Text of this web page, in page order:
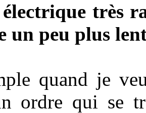
très
un peu plus
quand je
ordre qui se